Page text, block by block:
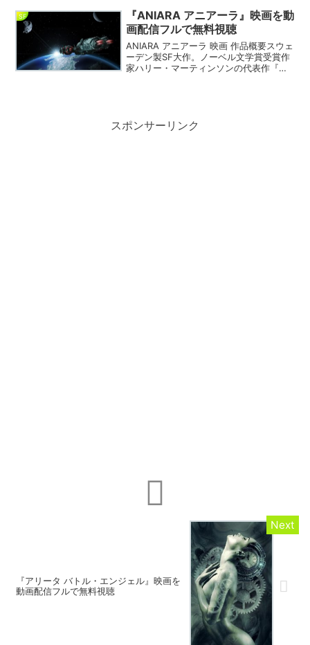
SF
『ANIARA アニアーラ』映画を動
画配信フルで無料視聴
ANIARA アニアーラ 映画 作品概要スウェ
ーデン製SF大作。ノーベル文学賞受賞作
家ハリー・マーティンソンの代表作『ア
スポンサーリンク
『アリータ バトル・エンジェル』映画を
動画配信フルで無料視聴